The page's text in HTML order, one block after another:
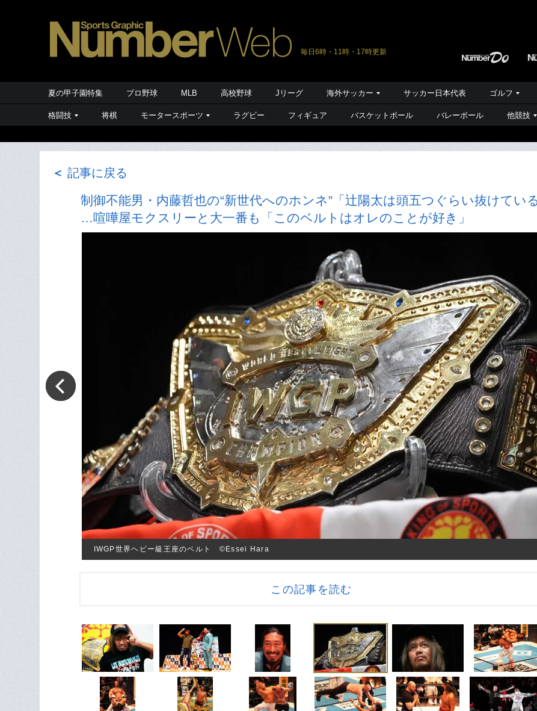
毎日6時・11時・17時更新
夏の甲子園特集 プロ野球 MLB 高校野球 Jリーグ 海外サッカー サッカー日本代表 ゴルフ
格闘技 将棋 モータースポーツ ラグビー フィギュア バスケットボール バレーボール 他競技
＜ 記事に戻る
制御不能男・内藤哲也の“新世代へのホンネ”「辻陽太は頭五つぐらい抜けている
…喧嘩屋モクスリーと大一番も「このベルトはオレのことが好き」
IWGP世界ヘビー級王座のベルト ©Essei Hara
この記事を読む